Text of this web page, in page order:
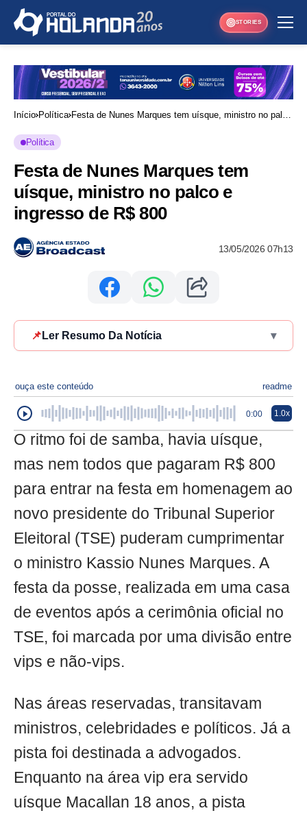
STORIES
Início Política Festa de Nunes Marques tem uísque, ministro no palco
Política
Festa de Nunes Marques tem
uísque, ministro no palco e
ingresso de R$ 800
13/05/2026 07h13
📌 Ler Resumo Da Notícia ▾
ouça este conteúdo readme
0:00 1.0x
O ritmo foi de samba, havia uísque,
mas nem todos que pagaram R$ 800
para entrar na festa em homenagem ao
novo presidente do Tribunal Superior
Eleitoral (TSE) puderam cumprimentar
o ministro Kassio Nunes Marques. A
festa da posse, realizada em uma casa
de eventos após a cerimônia oficial no
TSE, foi marcada por uma divisão entre
vips e não-vips.
Nas áreas reservadas, transitavam
ministros, celebridades e políticos. Já a
pista foi destinada a advogados.
Enquanto na área vip era servido
uísque Macallan 18 anos, a pista